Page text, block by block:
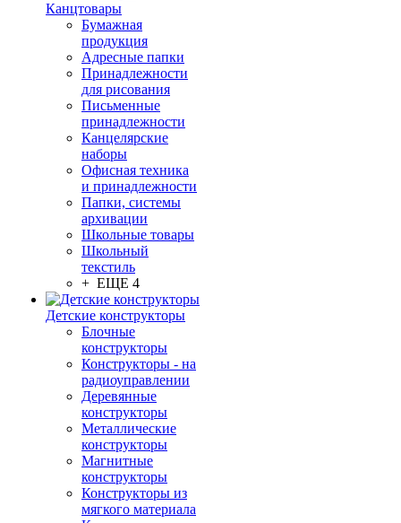
Канцтовары
Бумажная
продукция
Адресные папки
Принадлежности
для рисования
Письменные
принадлежности
Канцелярские
наборы
Офисная техника
и принадлежности
Папки, системы
архивации
Школьные товары
Школьный
текстиль
+ ЕЩЕ 4
Детские конструкторы
Блочные
конструкторы
Конструкторы - на
радиоуправлении
Деревянные
конструкторы
Металлические
конструкторы
Магнитные
конструкторы
Конструкторы из
мягкого материала